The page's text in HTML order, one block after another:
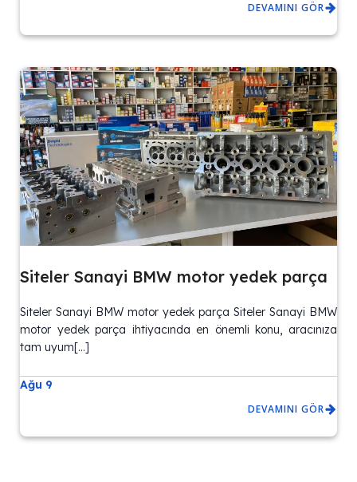
DEVAMINI GÖR
Siteler Sanayi BMW motor yedek parça
Siteler Sanayi BMW motor yedek parça Siteler Sanayi BMW
motor yedek parça ihtiyacında en önemli konu, aracınıza
tam uyum[…]
Ağu 9
DEVAMINI GÖR